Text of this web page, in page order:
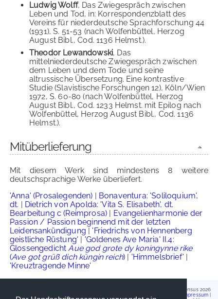
Ludwig Wolff, Das Zwiegespräch zwischen
Leben und Tod, in: Korrespondenzblatt des
Vereins für niederdeutsche Sprachforschung 44
(1931), S. 51-53 (nach Wolfenbüttel, Herzog
August Bibl., Cod. 1136 Helmst.).
Theodor Lewandowski, Das
mittelniederdeutsche Zwiegespräch zwischen
dem Leben und dem Tode und seine
altrussische Übersetzung. Eine kontrastive
Studie (Slavistische Forschungen 12), Köln/Wien
1972, S. 60-80 (nach Wolfenbüttel, Herzog
August Bibl., Cod. 1233 Helmst. mit Epilog nach
Wolfenbüttel, Herzog August Bibl., Cod. 1136
Helmst.).
Mitüberlieferung
Mit diesem Werk sind mindestens 8 weitere
deutschsprachige Werke überliefert.
'Anna' (Prosalegenden) | Bonaventura: 'Soliloquium',
dt. | Dietrich von Apolda: 'Vita S. Elisabeth', dt.
Bearbeitung c (Reimprosa) | Evangelienharmonie der
Passion / Passion beginnend mit der letzten
Leidensankündigung | 'Friedrichs von Hennenberg
geistliche Rüstung' | 'Goldenes Ave Maria' II.4:
GlossengedichtAue god grote dy koningynne rike
(Ave got grüß dich küngin reich) | 'Himmelsbrief' |
'Kreuztragende Minne'
Handschriftencensus 2026
Impressum